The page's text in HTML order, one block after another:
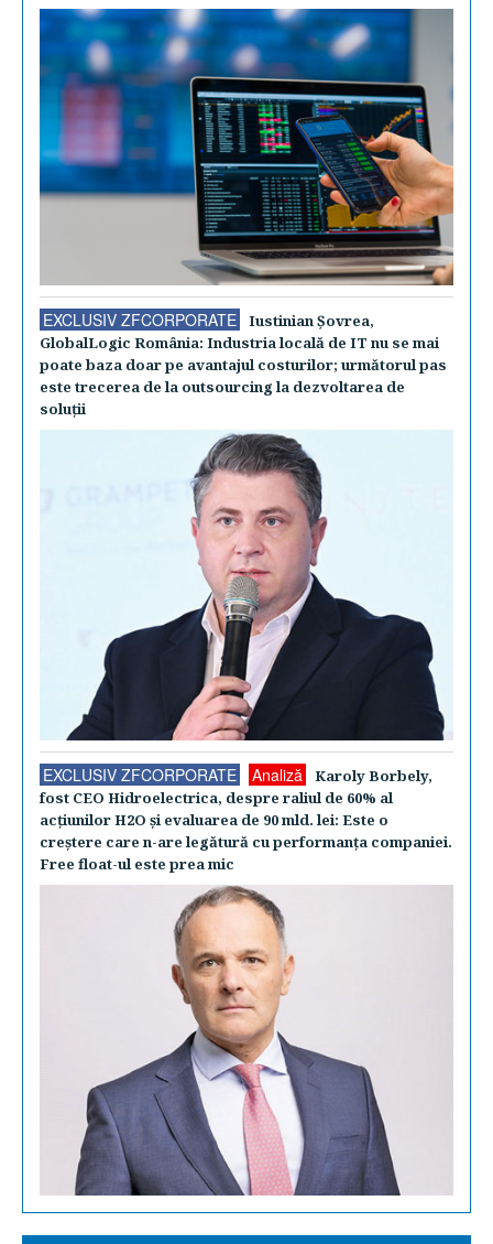
EXCLUSIV ZFCORPORATE
Iustinian Şovrea,
GlobalLogic România: Industria locală de IT nu se mai
poate baza doar pe avantajul costurilor; următorul pas
este trecerea de la outsourcing la dezvoltarea de
soluţii
EXCLUSIV ZFCORPORATE Analiză
Karoly Borbely,
fost CEO Hidroelectrica, despre raliul de 60% al
acţiunilor H2O şi evaluarea de 90 mld. lei: Este o
creştere care n-are legătură cu performanţa companiei.
Free float-ul este prea mic